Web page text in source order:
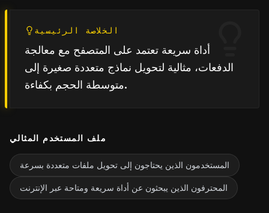
الخلاصة الرئيسية
أداة سريعة تعتمد على المتصفح مع معالجة
الدفعات، مثالية لتحويل نماذج متعددة صغيرة إلى
متوسطة الحجم بكفاءة.
ملف المستخدم المثالي
المستخدمون الذين يحتاجون إلى تحويل ملفات متعددة بسرعة
المحترفون الذين يبحثون عن أداة سريعة ومتاحة عبر الإنترنت